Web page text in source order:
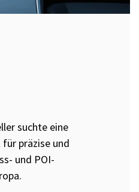
suchte eine
präzise und
und POI-